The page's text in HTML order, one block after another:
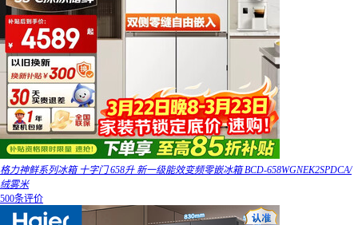
格力神鲜系列冰箱 十字门 658升 新一级能效变频零嵌冰箱 BCD-658WGNEK2SPDCA/
绒雾米
500条评价